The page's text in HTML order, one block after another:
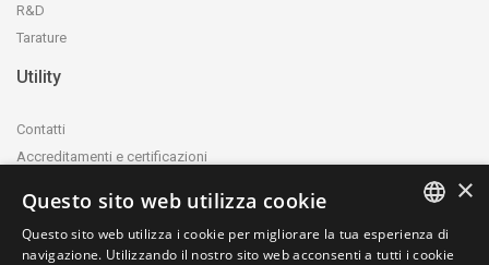
R&D
Tarature
Utility
Contatti
Accreditamenti e certificazioni
Cookie Policy
whistleblowing@ctecnica.it
ITALIAN
×
Questo sito web utilizza cookie
Questo sito web utilizza i cookie per migliorare la tua esperienza di
navigazione. Utilizzando il nostro sito web acconsenti a tutti i cookie